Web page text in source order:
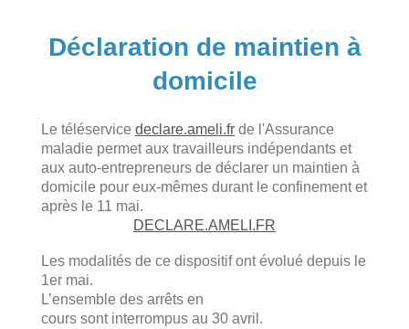
Déclaration de maintien à
domicile
Le téléservice declare.ameli.fr de l'Assurance
maladie permet aux travailleurs indépendants et
aux auto-entrepreneurs de déclarer un maintien à
domicile pour eux-mêmes durant le confinement et
après le 11 mai.
DECLARE.AMELI.FR
Les modalités de ce dispositif ont évolué depuis le
1er mai.
L’ensemble des arrêts en
cours sont interrompus au 30 avril.